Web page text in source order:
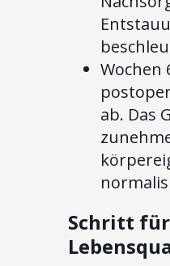
Wochen
ab. Das
Schritt